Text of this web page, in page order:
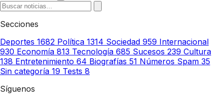
Secciones
Deportes 1682 Política 1314 Sociedad 959 Internacional
930 Economía 813 Tecnología 685 Sucesos 239 Cultura
138 Entretenimiento 64 Biografías 51 Números Spam 35
Sin categoría 19 Tests 8
Síguenos